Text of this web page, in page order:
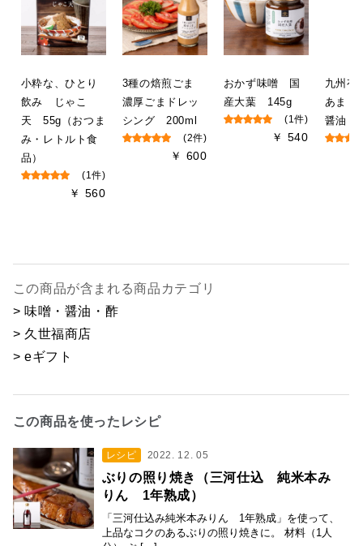
小粋な、ひとり
飲み じゃこ
天 55g（おつま
み・レトルト食
品）
(1件)
￥ 560
3種の焙煎ごま
濃厚ごまドレッ
シング 200ml
(2件)
￥ 600
おかず味噌 国
産大葉 145g
(1件)
￥ 540
九州有
あまく
醤油
この商品が含まれる商品カテゴリ
> 味噌・醤油・酢
> 久世福商店
> eギフト
この商品を使ったレシピ
レシピ 2022. 12. 05
ぶりの照り焼き（三河仕込 純米本み
りん 1年熟成）
「三河仕込み純米本みりん 1年熟成」を使って、
上品なコクのあるぶりの照り焼きに。 材料（1人